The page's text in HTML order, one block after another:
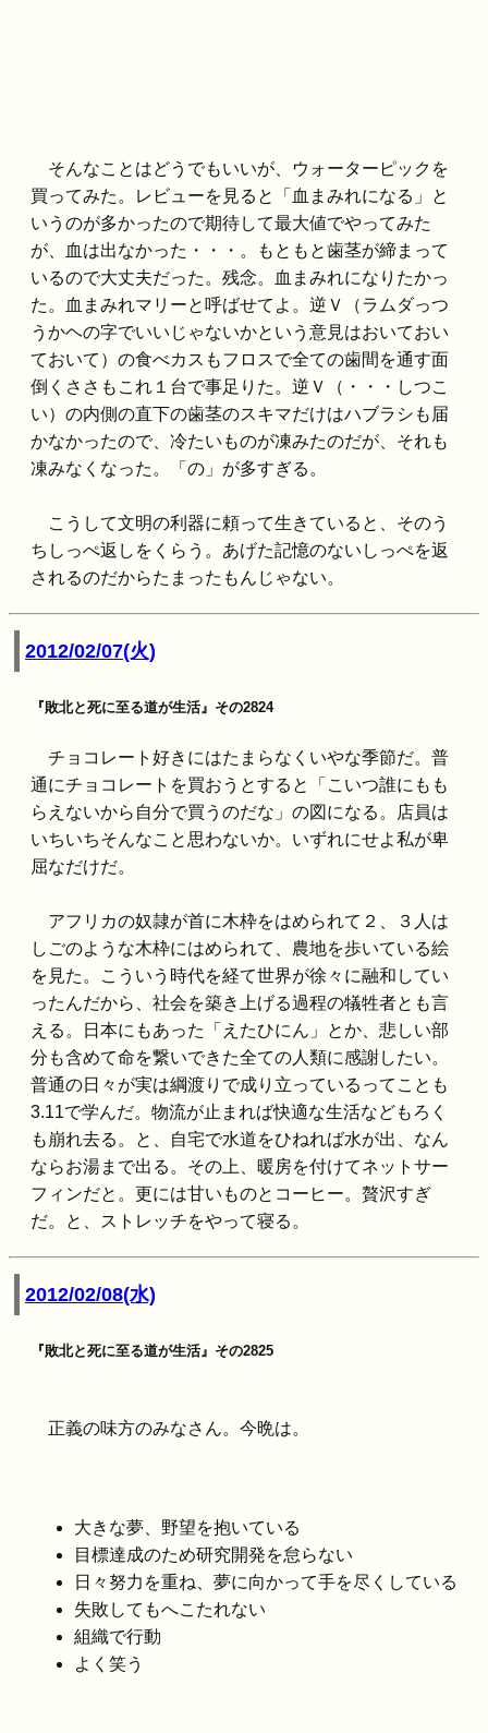
そんなことはどうでもいいが、ウォーターピックを
買ってみた。レビューを見ると「血まみれになる」と
いうのが多かったので期待して最大値でやってみた
が、血は出なかった・・・。もともと歯茎が締まって
いるので大丈夫だった。残念。血まみれになりたかっ
た。血まみれマリーと呼ばせてよ。逆Ｖ（ラムダっつ
うかヘの字でいいじゃないかという意見はおいておい
ておいて）の食べカスもフロスで全ての歯間を通す面
倒くささもこれ１台で事足りた。逆Ｖ（・・・しつこ
い）の内側の直下の歯茎のスキマだけはハブラシも届
かなかったので、冷たいものが凍みたのだが、それも
凍みなくなった。「の」が多すぎる。
こうして文明の利器に頼って生きていると、そのう
ちしっぺ返しをくらう。あげた記憶のないしっぺを返
されるのだからたまったもんじゃない。
2012/02/07(火)
『敗北と死に至る道が生活』その2824
チョコレート好きにはたまらなくいやな季節だ。普
通にチョコレートを買おうとすると「こいつ誰にもも
らえないから自分で買うのだな」の図になる。店員は
いちいちそんなこと思わないか。いずれにせよ私が卑
屈なだけだ。
アフリカの奴隷が首に木枠をはめられて２、３人は
しごのような木枠にはめられて、農地を歩いている絵
を見た。こういう時代を経て世界が徐々に融和してい
ったんだから、社会を築き上げる過程の犠牲者とも言
える。日本にもあった「えたひにん」とか、悲しい部
分も含めて命を繋いできた全ての人類に感謝したい。
普通の日々が実は綱渡りで成り立っているってことも
3.11で学んだ。物流が止まれば快適な生活などもろく
も崩れ去る。と、自宅で水道をひねれば水が出、なん
ならお湯まで出る。その上、暖房を付けてネットサー
フィンだと。更には甘いものとコーヒー。贅沢すぎ
だ。と、ストレッチをやって寝る。
2012/02/08(水)
『敗北と死に至る道が生活』その2825
正義の味方のみなさん。今晩は。
大きな夢、野望を抱いている
目標達成のため研究開発を怠らない
日々努力を重ね、夢に向かって手を尽くしている
失敗してもへこたれない
組織で行動
よく笑う